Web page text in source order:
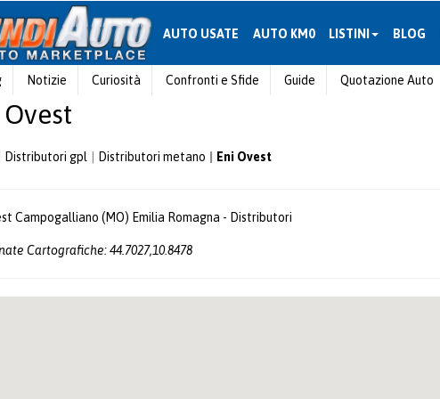
AUTO USATE AUTO KM0 LISTINI BLOG
Notizie Curiosità Confronti e Sfide Guide Quotazione Auto
Ovest
Distributori gpl Distributori metano Eni Ovest
Campogalliano (MO) Emilia Romagna - Distributori
Cartografiche: 44.7027,10.8478